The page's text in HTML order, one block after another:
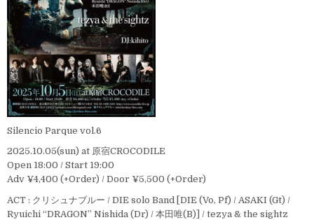
Silencio Parque vol.6
2025.10.05(sun) at 原宿CROCODILE
Open 18:00 / Start 19:00
Adv ¥4,400 (+Order) / Door ¥5,500 (+Order)
ACT : クリシュナブルー / DIE solo Band [DIE (Vo, Pf) / ASAKI (Gt) /
Ryuichi “DRAGON” Nishida (Dr) / 本田唯(B)] / tezya & the sightz